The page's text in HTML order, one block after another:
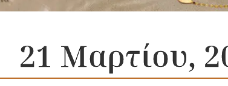
21 Μαρτίου,